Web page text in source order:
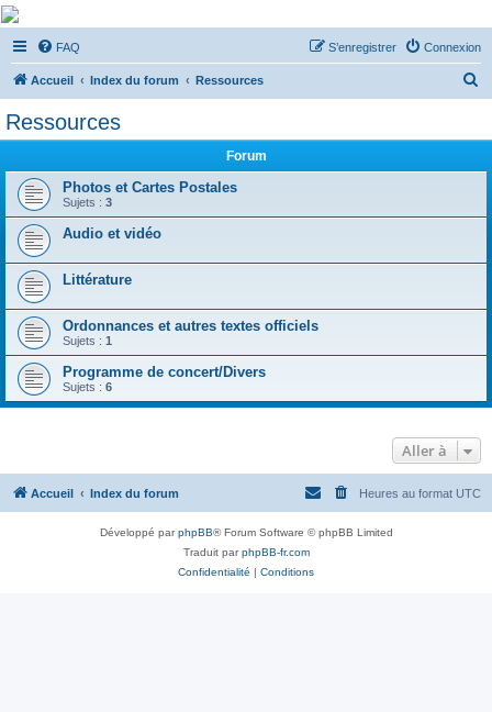
De Musicae Militari -
Forums
Forums de discussions
FAQ Connexion
S’enregistrer
Accueil Index du forum Ressources
h
Ressources
Forum
Photos et Cartes Postales
Sujets : 3
Audio et vidéo
Littérature
Ordonnances et autres textes officiels
Sujets : 1
Programme de concert/Divers
Sujets : 6
Aller à
Accueil Index du forum Heures au format UTC
Développé parphpBB® Forum Software © phpBB Limited
Traduit parphpBB-fr.com
Confidentialité | Conditions